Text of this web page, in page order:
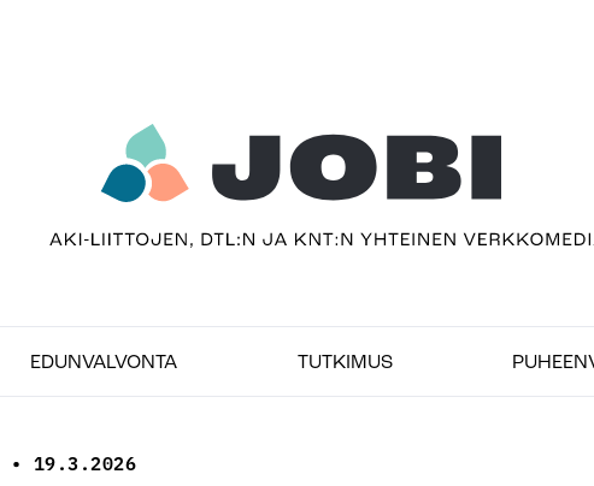
–
Jobimedia
EDUNVALVONTA TUTKIMUS
• 19.3.2026